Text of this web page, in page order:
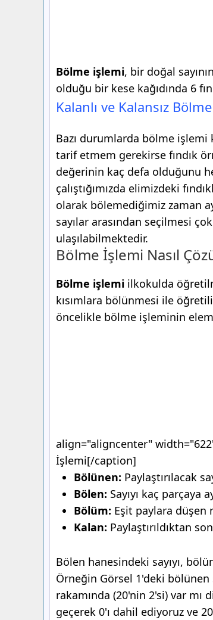
Bölme işlemi, bir doğal
olduğu bir kese kağıdında 6
Kalanlı ve Kalansız Bölme
Bazı durumlarda bölme
tarif etmem gerekirse fındık
değerinin kaç defa olduğunu
çalıştığımızda elimizdeki
olarak bölemediğimiz zaman
sayılar arasından seçilmesi
ulaşılabilmektedir.
Bölme İşlemi Nasıl
Bölme işlemi ilkokulda
kısımlara bölünmesi ile
öncelikle bölme işleminin
align="aligncenter"
İşlemi[/caption]
Bölünen: Paylaştırılacak
Bölen: Sayıyı kaç parçaya
Bölüm: Eşit paylara düşen
Kalan: Paylaştırıldıktan
Bölen hanesindeki sayıyı,
Örneğin Görsel 1'deki bölünen
rakamında (20'nin 2'si) var
geçerek 0'ı dahil ediyoruz ve